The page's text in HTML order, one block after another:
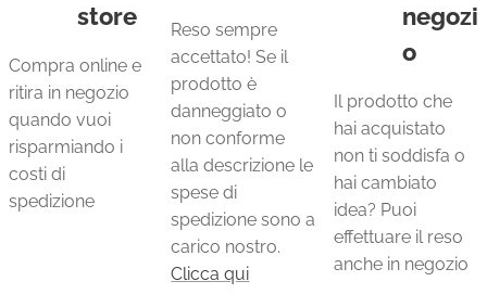
store
Compra online e
ritira in negozio
quando vuoi
risparmiando i
costi di
spedizione
Reso sempre
accettato! Se il
prodotto è
danneggiato o
non conforme
alla descrizione le
spese di
spedizione sono a
carico nostro.
Clicca qui
negozi
o
Il prodotto che
hai acquistato
non ti soddisfa o
hai cambiato
idea? Puoi
effettuare il reso
anche in negozio